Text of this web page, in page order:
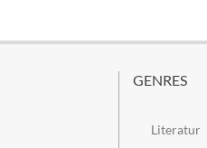
GENRES
Literatur